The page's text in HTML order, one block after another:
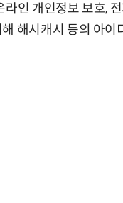
인 개인정보 보호,
해시캐시 등의 아이